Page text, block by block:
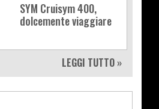
SYM Cruisym 400,
dolcemente viaggiare
LEGGI TUTTO »